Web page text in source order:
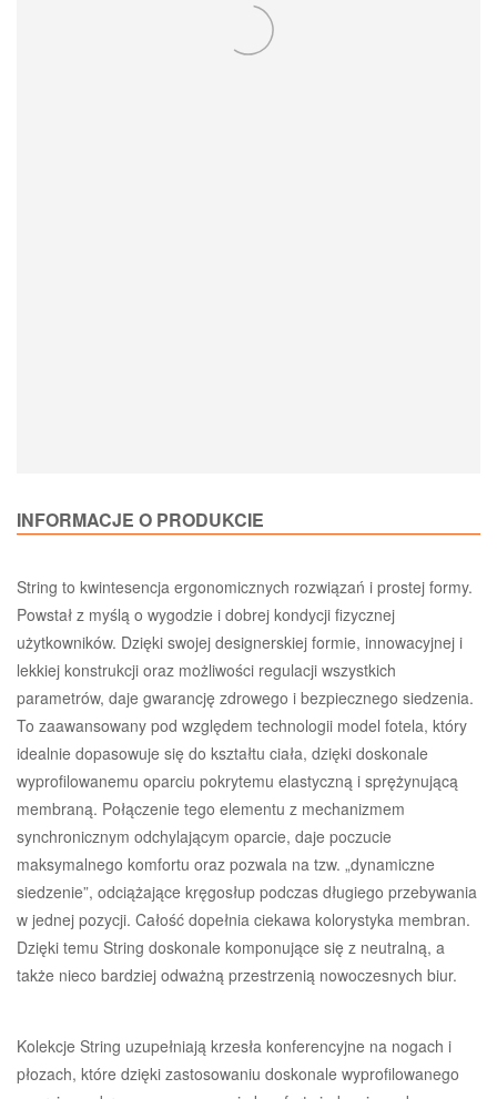
INFORMACJE O PRODUKCIE
String to kwintesencja ergonomicznych rozwiązań i prostej formy.
Powstał z myślą o wygodzie i dobrej kondycji fizycznej
użytkowników. Dzięki swojej designerskiej formie, innowacyjnej i
lekkiej konstrukcji oraz możliwości regulacji wszystkich
parametrów, daje gwarancję zdrowego i bezpiecznego siedzenia.
To zaawansowany pod względem technologii model fotela, który
idealnie dopasowuje się do kształtu ciała, dzięki doskonale
wyprofilowanemu oparciu pokrytemu elastyczną i sprężynującą
membraną. Połączenie tego elementu z mechanizmem
synchronicznym odchylającym oparcie, daje poczucie
maksymalnego komfortu oraz pozwala na tzw. „dynamiczne
siedzenie”, odciążające kręgosłup podczas długiego przebywania
w jednej pozycji. Całość dopełnia ciekawa kolorystyka membran.
Dzięki temu String doskonale komponujące się z neutralną, a
także nieco bardziej odważną przestrzenią nowoczesnych biur.
Kolekcje String uzupełniają krzesła konferencyjne na nogach i
płozach, które dzięki zastosowaniu doskonale wyprofilowanego